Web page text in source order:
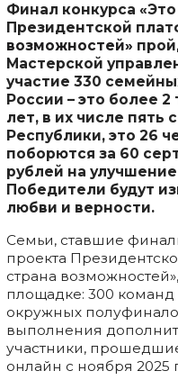
Финал конкурса
Президентской
возможностей»
Мастерской
участие 330
России – это более 2
лет, в их числе пять
Республики, это 26
поборются за 60
рублей на
Победители будут
любви и верности.
Семьи, ставшие
проекта
страна
площадке: 300
окружных
выполнения
участники,
онлайн с ноября 2025